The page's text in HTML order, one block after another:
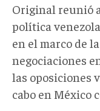
Original reunió
política
en el marco de
negociaciones
las oposiciones
cabo en México